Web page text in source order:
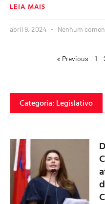
LEIA MAIS
abril 9, 2024 Nenhum
« Previous 1
Categoria: Legislativo